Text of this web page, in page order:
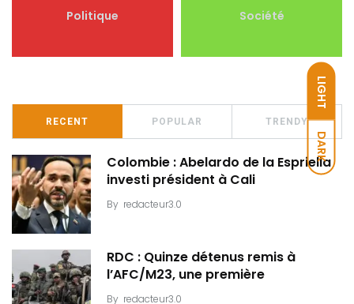
LIGHT
DARK
Politique Société
RECENT POPULAR TRENDY
Colombie : Abelardo de la Espriella
investi président à Cali
By redacteur3.0
RDC : Quinze détenus remis à
l’AFC/M23, une première
By redacteur3.0